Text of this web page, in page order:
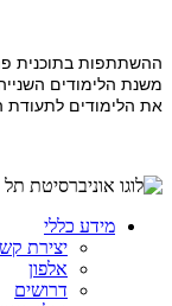
ההשתתפות בתוכנית
משנת הלימודים
את הלימודים לתעודת
מידע כללי
יצירת
אלפון
דרושים